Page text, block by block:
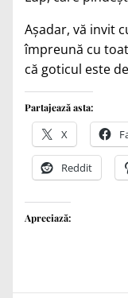
Aşadar, vă invit
împreună cu
că goticul este
Partajează asta:
X
Reddit
Apreciază: